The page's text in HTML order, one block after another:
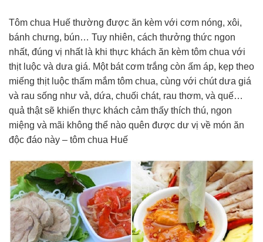
Tôm chua Huế thường được ăn kèm với cơm nóng, xôi,
bánh chưng, bún… Tuy nhiên, cách thưởng thức ngon
nhất, đúng vị nhất là khi thực khách ăn kèm tôm chua với
thịt luộc và dưa giá. Một bát cơm trắng còn ấm áp, kẹp theo
miếng thịt luộc thấm mắm tôm chua, cùng với chút dưa giá
và rau sống như vả, dứa, chuối chát, rau thơm, và quế…
quả thật sẽ khiến thực khách cảm thấy thích thú, ngon
miệng và mãi không thể nào quên được dư vị về món ăn
độc đáo này – tôm chua Huế